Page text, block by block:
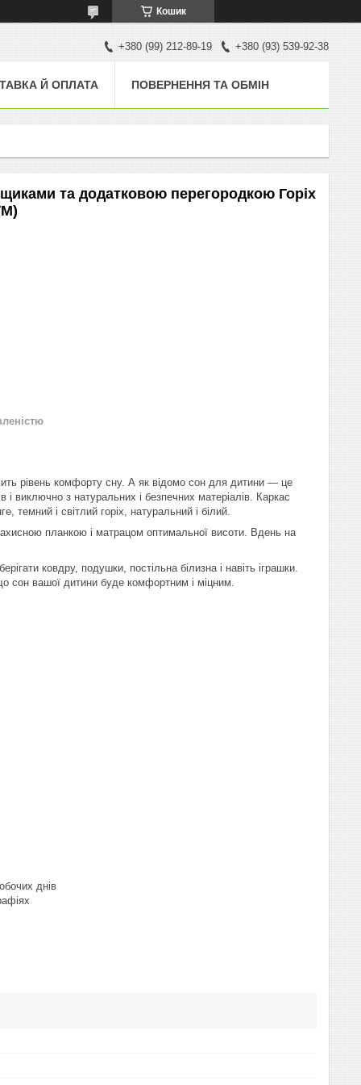
Кошик
+380 (99) 212-89-19 +380 (93) 539-92-38
Й ОПЛАТА ПОВЕРНЕННЯ ТА ОБМІН
та додатковою перегородкою Горіх
рівень комфорту сну. А як відомо сон для дитини ― це
виключно з натуральних і безпечних матеріалів. Каркас
і світлий горіх, натуральний і білий.
планкою і матрацом оптимальної висоти. Вдень на
ковдру, подушки, постільна білизна і навіть іграшки.
сон вашої дитини буде комфортним і міцним.
днів